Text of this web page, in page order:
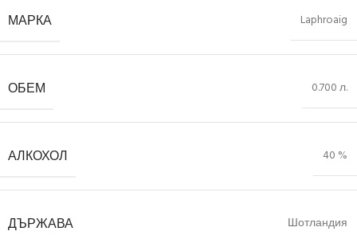
МАРКА Laphroaig
ОБЕМ 0.700 л.
АЛКОХОЛ 40 %
ДЪРЖАВА Шотландия